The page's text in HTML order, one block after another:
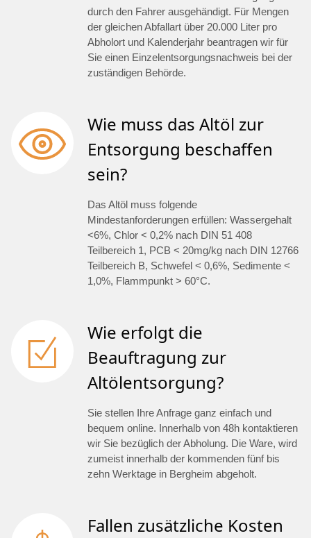
durch den Fahrer ausgehändigt. Für Mengen
der gleichen Abfallart über 20.000 Liter pro
Abholort und Kalenderjahr beantragen wir für
Sie einen Einzelentsorgungsnachweis bei der
zuständigen Behörde.
Wie muss das Altöl zur
Entsorgung beschaffen
sein?
Das Altöl muss folgende
Mindestanforderungen erfüllen: Wassergehalt
<6%, Chlor < 0,2% nach DIN 51 408
Teilbereich 1, PCB < 20mg/kg nach DIN 12766
Teilbereich B, Schwefel < 0,6%, Sedimente <
1,0%, Flammpunkt > 60°C.
Wie erfolgt die
Beauftragung zur
Altölentsorgung?
Sie stellen Ihre Anfrage ganz einfach und
bequem online. Innerhalb von 48h kontaktieren
wir Sie bezüglich der Abholung. Die Ware, wird
zumeist innerhalb der kommenden fünf bis
zehn Werktage in Bergheim abgeholt.
Fallen zusätzliche Kosten